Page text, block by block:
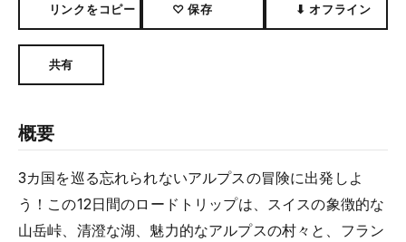
リンクをコピー ♡ 保存 ⬇ オフライン
共有
概要
3カ国を巡る忘れられないアルプスの冒険に出発しよ
う！この12日間のロードトリップは、スイスの象徴的な
山岳峠、清澄な湖、魅力的なアルプスの村々と、フラン